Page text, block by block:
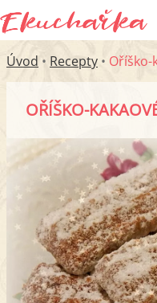
Úvod • Recepty •
OŘÍŠKO-